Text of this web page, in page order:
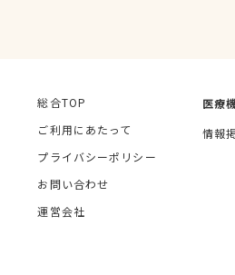
総合TOP
ご利用にあたって
プライバシーポリシー
お問い合わせ
運営会社
医療
情報